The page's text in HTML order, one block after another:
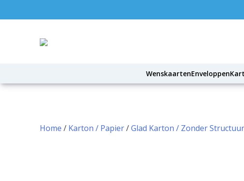
to
WenskaartenEnveloppen
Home / Karton / Papier/Glad Karton / Zonder Structuur